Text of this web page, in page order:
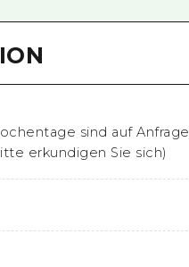
sind auf Anfrage
erkundigen Sie sich)